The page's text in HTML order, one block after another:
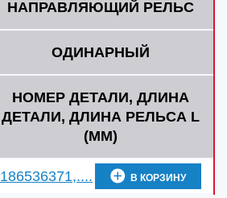
НАПРАВЛЯЮЩИЙ РЕЛЬС
ОДИНАРНЫЙ
НОМЕР ДЕТАЛИ, ДЛИНА
ДЕТАЛИ, ДЛИНА РЕЛЬСА L
(ММ)
186536371,.... В КОРЗИНУ